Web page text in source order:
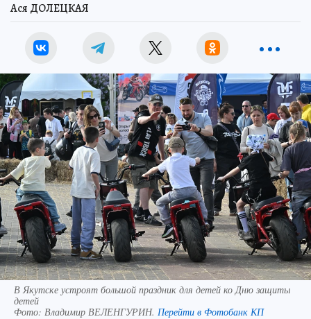
Ася ДОЛЕЦКАЯ
В Якутске устроят большой праздник для детей ко Дню защиты
детей
Фото: Владимир ВЕЛЕНГУРИН. Перейти в Фотобанк КП